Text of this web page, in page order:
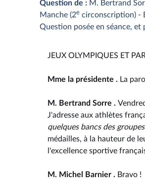
Question de : M. Bertrand
Manche (2e circonscription) -
Question posée en séance,
JEUX OLYMPIQUES ET
Mme la présidente . La
M. Bertrand Sorre .
J'adresse aux athlètes
quelques bancs des
médailles, à la hauteur de
l'excellence sportive
M. Michel Barnier . Bravo !